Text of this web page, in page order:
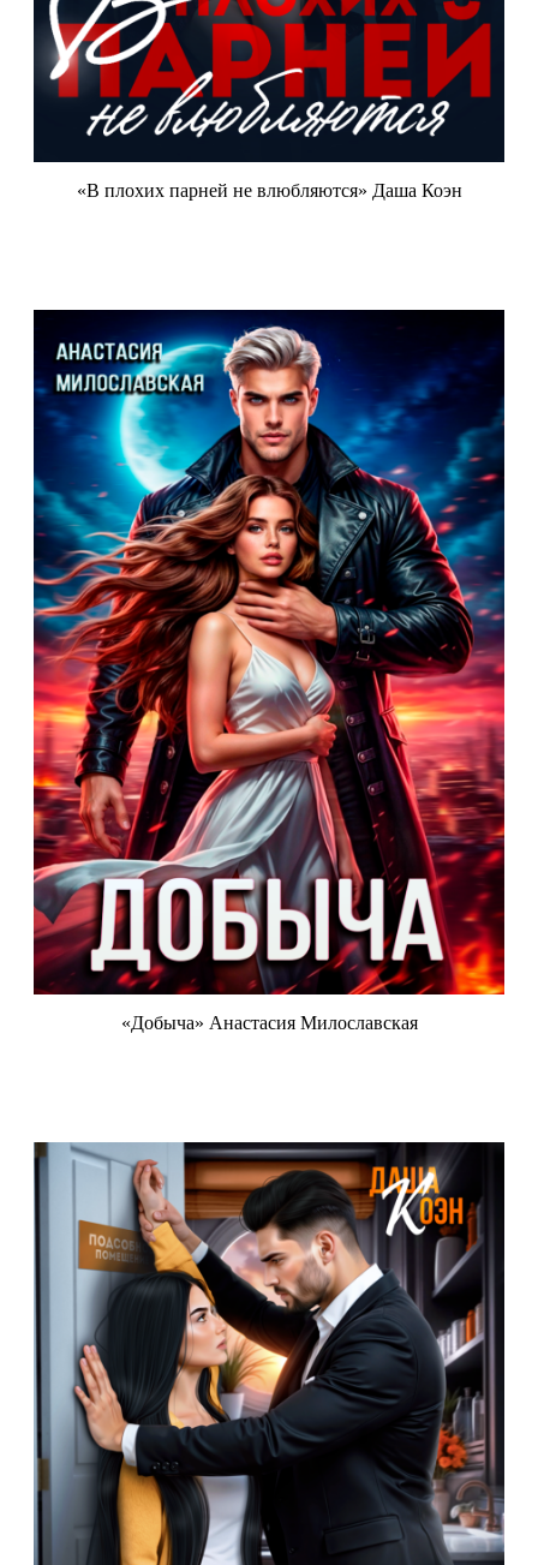
«В плохих парней не влюбляются» Даша Коэн
«Добыча» Анастасия Милославская